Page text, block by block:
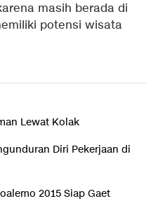
masih berada di
potensi wisata
Lewat Kolak
Diri Pekerjaan di
2015 Siap Gaet